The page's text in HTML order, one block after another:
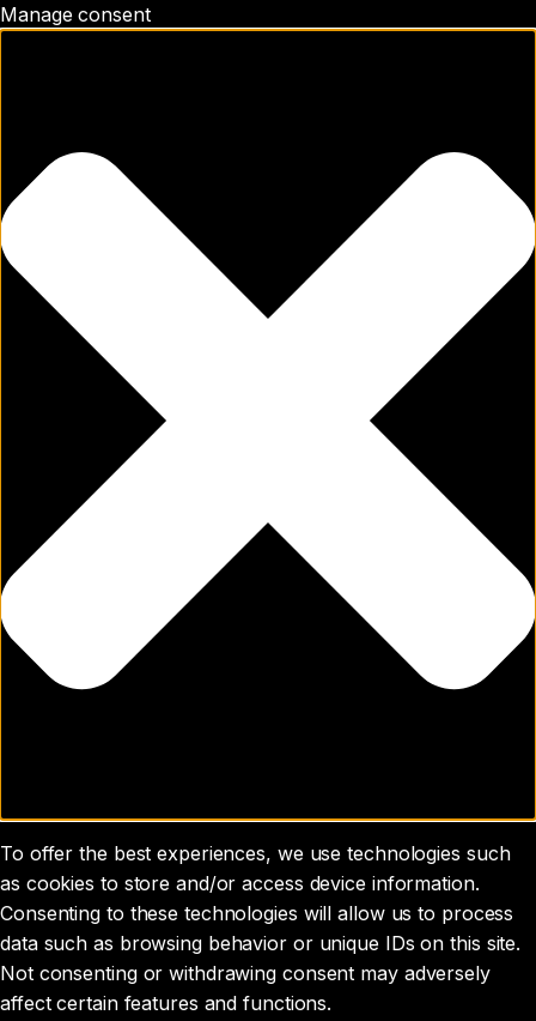
Manage consent
To offer the best experiences, we use technologies such
as cookies to store and/or access device information.
Consenting to these technologies will allow us to process
data such as browsing behavior or unique IDs on this site.
Not consenting or withdrawing consent may adversely
affect certain features and functions.